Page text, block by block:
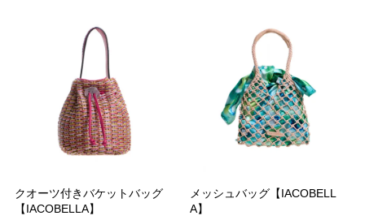
新着順 おすすめ順
価格安い順 価格高い順
ホワイト オフホワイト
グレー ライトグレー
クオーツ付きバケットバッグ
【IACOBELLA】
メッシュバッグ【IACOBELL
A】